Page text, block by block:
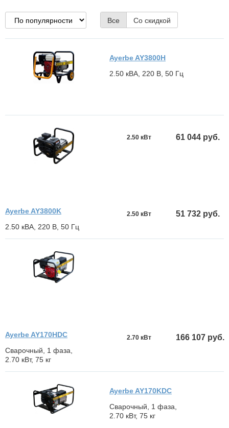
Все Со скидкой
Ayerbe AY3800H
2.50 кВА, 220 В, 50 Гц
61 044 руб.
2.50 кВт
Ayerbe AY3800K
2.50 кВА, 220 В, 50 Гц
51 732 руб.
2.50 кВт
Ayerbe AY170HDC
Сварочный, 1 фаза,
2.70 кВт, 75 кг
166 107 руб.
2.70 кВт
Ayerbe AY170KDC
Сварочный, 1 фаза,
2.70 кВт, 75 кг